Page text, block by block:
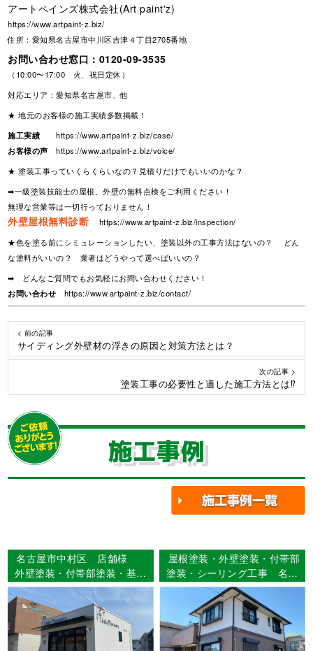
アートペインズ株式会社(Art paint'z)
https://www.artpaint-z.biz/
住所：愛知県名古屋市中川区吉津４丁目2705番地
お問い合わせ窓口： 0120-09-3535
（10:00〜17:00 火、祝日定休）
対応エリア：愛知県名古屋市、他
★ 地元のお客様の施工実績多数掲載！
施工実績
https://www.artpaint-z.biz/case/
お客様の声
https://www.artpaint-z.biz/voice/
★ 塗装工事っていくらくらいなの？見積りだけでもいいのかな？
➡一級塗装技能士の屋根、外壁の無料点検をご利用ください！
無理な営業等は一切行っておりません！
外壁屋根無料診断
https://www.artpaint-z.biz/inspection/
★色を塗る前にシミュレーションしたい、塗装以外の工事方法はないの？ どん
な塗料がいいの？ 業者はどうやって選べばいいの？
➡ どんなご質問でもお気軽にお問い合わせください！
お問い合わせ
https://www.artpaint-z.biz/contact/
< 前の記事
サイディング外壁材の浮きの原因と対策方法とは？
次の記事 >
塗装工事の必要性と適した施工方法とは⁉️
施工事例
名古屋市中村区 店舗様
外壁塗装・付帯部塗装・基礎
巾木塗装・シーリング打ち替
え工事
屋根塗装・外壁塗装・付帯部
塗装・シーリング工事 名古
屋市港区 Ｂ様邸